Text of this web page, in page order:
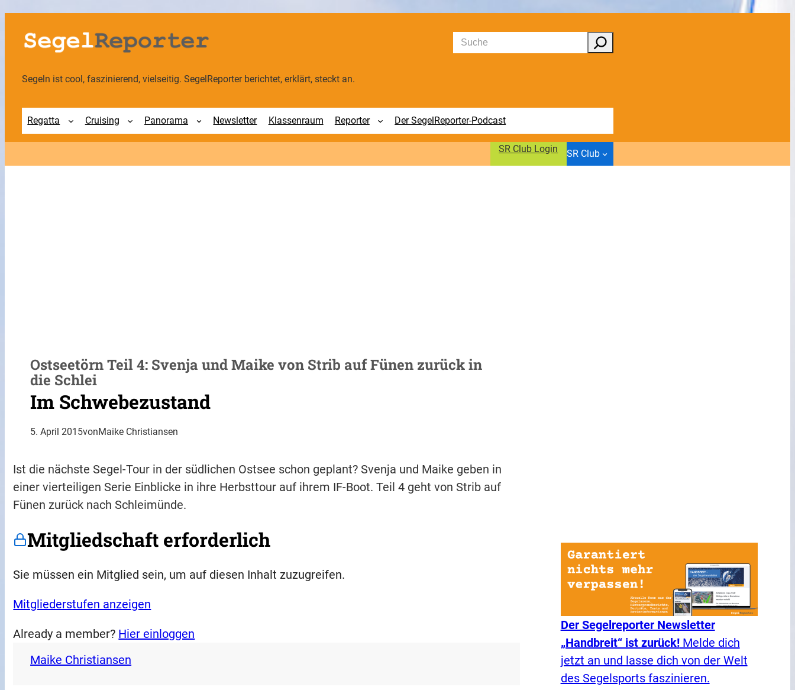
Zum
Inhalt
springen
Suchen
Segeln ist cool, faszinierend, vielseitig. SegelReporter berichtet, erklärt, steckt an.
Regatta Cruising Panorama Newsletter Klassenraum Reporter Der SegelReporter-Podcast
SR Club Login SR Club
Ostseetörn Teil 4: Svenja und Maike von Strib auf Fünen zurück in
die Schlei
Im Schwebezustand
5. April 2015vonMaike Christiansen
Ist die nächste Segel-Tour in der südlichen Ostsee schon geplant? Svenja und Maike geben in
einer vierteiligen Serie Einblicke in ihre Herbsttour auf ihrem IF-Boot. Teil 4 geht von Strib auf
Fünen zurück nach Schleimünde.
Mitgliedschaft erforderlich
Sie müssen ein Mitglied sein, um auf diesen Inhalt zuzugreifen.
Mitgliederstufen anzeigen
Already a member? Hier einloggen
Maike Christiansen
Der Segelreporter Newsletter
„Handbreit“ ist zurück!Melde dich
jetzt an und lasse dich von der Welt
des Segelsports faszinieren.